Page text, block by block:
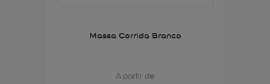
Massa Corrida Branco
A partir de